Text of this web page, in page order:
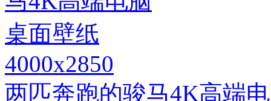
4000x2850
两匹奔跑的骏马4K高端